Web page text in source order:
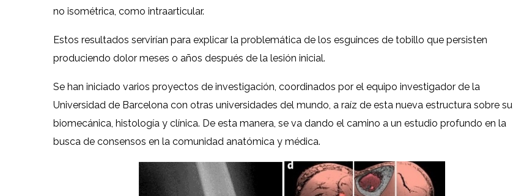
no isométrica, como intraarticular.
Estos resultados servirían para explicar la problemática de los esguinces de tobillo que persisten
produciendo dolor meses o años después de la lesión inicial.
Se han iniciado varios proyectos de investigación, coordinados por el equipo investigador de la
Universidad de Barcelona con otras universidades del mundo, a raíz de esta nueva estructura sobre su
biomecánica, histología y clínica. De esta manera, se va dando el camino a un estudio profundo en la
busca de consensos en la comunidad anatómica y médica.